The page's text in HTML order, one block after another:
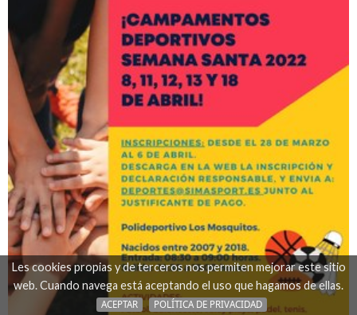
Les cookies propias y de terceros nos permiten mejorar este sitio
web. Cuando navega está aceptando el uso que hagamos de ellas.
ACEPTAR POLÍTICA DE PRIVACIDAD